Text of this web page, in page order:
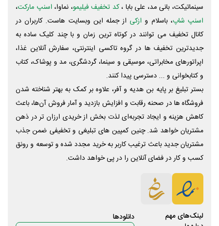
سینماتیکت، بانی مد، علی‌ بابا ،کد تخفیف فیلیمو، نماوا، اسنپ مارکت،
اسنپ شاپ، باسلام و ازکی از جمله این وبسایت ‌هاست. کاربران در
کانال تخفیف می توانند در کوتاه ترین زمان و با چند کلیک ساده به
جدیدترین تخفیف ها در گروه تاکسی اینترنتی، سفارش آنلاین غذا،
اپراتورهای مخابراتی، موسیقی و سینما، گردشگری، مد و پوشاک، کتاب
و کتابخوانی و ... دسترسی پیدا کنند.
بستر تبلیغ بر پایه بن هدیه و آفر، علاوه بر کمک به بهتر شناخته شدن
فروشگاه ها در صحنه رقابت و افزایش بازدید و آمار فروش آن‌ها، باعث
کاهش هزینه و ایجاد تجربه‌ای لذت بخش از خریدی ارزان تر در ذهن
مشتریان خواهد شد. چنین کمپین های تبلیغی و تخفیفی ضمن جذب
مشتریان جدید باعث ترغیب کاربر به خرید مجدد شده و توسعه و رونق
کسب و کار در فضای آنلاین را در پی خواهد داشت.
لینک‌های مهم دانلود‌ها